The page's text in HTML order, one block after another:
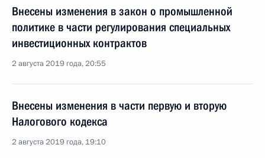
Внесены изменения в закон о промышленной
политике в части регулирования специальных
инвестиционных контрактов
2 августа 2019 года, 20:55
Внесены изменения в части первую и вторую
Налогового кодекса
2 августа 2019 года, 19:10